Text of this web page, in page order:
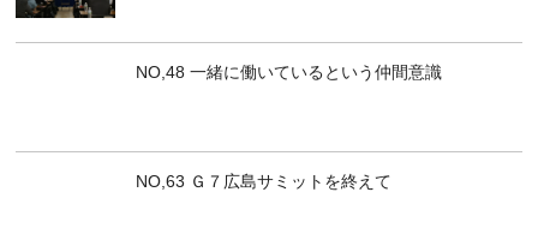
NO,48 一緒に働いているという仲間意識
NO,63 Ｇ７広島サミットを終えて